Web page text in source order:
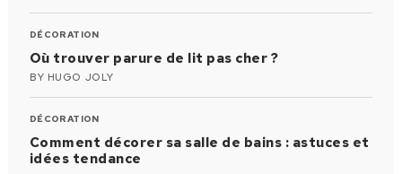
DÉCORATION
Où trouver parure de lit pas cher ?
BY HUGO JOLY
DÉCORATION
Comment décorer sa salle de bains : astuces et
idées tendance